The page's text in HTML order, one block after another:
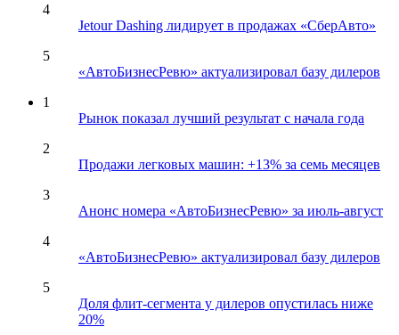
4
Jetour Dashing лидирует в продажах «СберАвто»
5
«АвтоБизнесРевю» актуализировал базу дилеров
1
Рынок показал лучший результат с начала года
2
Продажи легковых машин: +13% за семь месяцев
3
Анонс номера «АвтоБизнесРевю» за июль-август
4
«АвтоБизнесРевю» актуализировал базу дилеров
5
Доля флит-сегмента у дилеров опустилась ниже
20%